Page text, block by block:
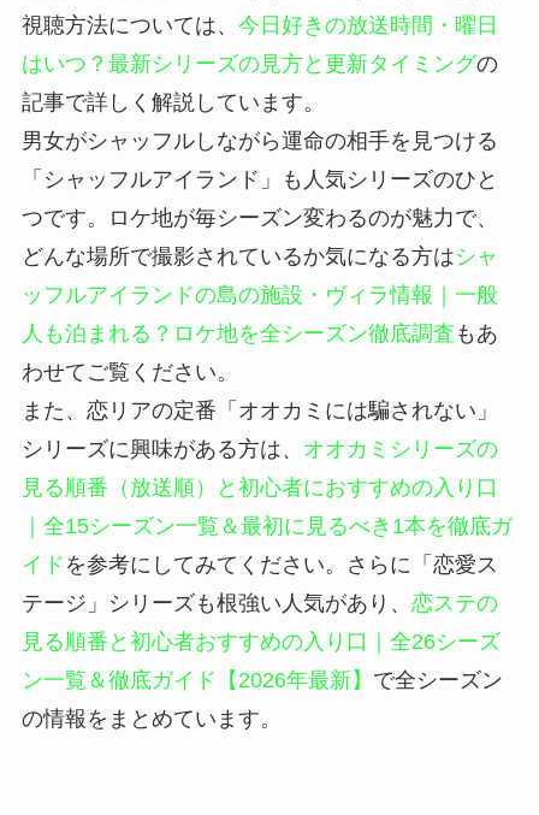
視聴方法については、 今日好きの放送時間・曜日
はいつ？最新シリーズの見方と更新タイミングの
記事で詳しく解説しています。
男女がシャッフルしながら運命の相手を見つける
「シャッフルアイランド」も人気シリーズのひと
つです。ロケ地が毎シーズン変わるのが魅力で、
どんな場所で撮影されているか気になる方はシャ
ッフルアイランドの島の施設・ヴィラ情報｜一般
人も泊まれる？ロケ地を全シーズン徹底調査 もあ
わせてご覧ください。
また、恋リアの定番「オオカミには騙されない」
シリーズに興味がある方は、 オオカミシリーズの
見る順番（放送順）と初心者におすすめの入り口
｜全15シーズン一覧＆最初に見るべき1本を徹底ガ
イド を参考にしてみてください。さらに「恋愛ス
テージ」シリーズも根強い人気があり、 恋ステの
見る順番と初心者おすすめの入り口｜全26シーズ
ン一覧＆徹底ガイド【2026年最新】 で全シーズン
の情報をまとめています。